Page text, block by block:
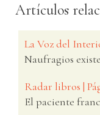
Artículos
La Voz del
Naufragios
Radar libros |
El paciente